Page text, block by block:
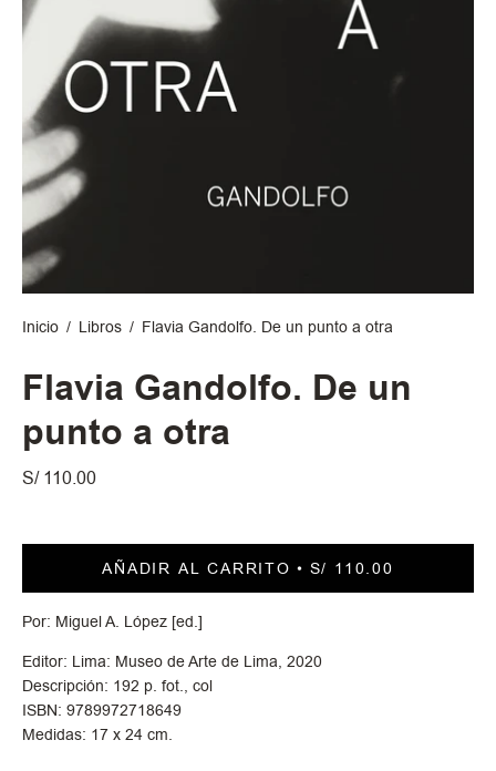
Inicio / Libros / Flavia Gandolfo. De un punto a otra
Flavia Gandolfo. De un
punto a otra
S/ 110.00
AÑADIR AL CARRITO S/ 110.00
Por: Miguel A. López [ed.]
Editor: Lima: Museo de Arte de Lima, 2020
Descripción: 192 p. fot., col
ISBN: 9789972718649
Medidas: 17 x 24 cm.